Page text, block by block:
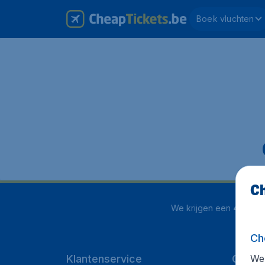
Boek vluchten
We krijgen een 4.1 uit 5
Klantenservice